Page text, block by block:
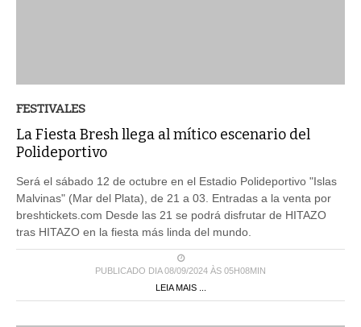
FESTIVALES
La Fiesta Bresh llega al mítico escenario del
Polideportivo
Será el sábado 12 de octubre en el Estadio Polideportivo "Islas
Malvinas" (Mar del Plata), de 21 a 03. Entradas a la venta por
breshtickets.com Desde las 21 se podrá disfrutar de HITAZO
tras HITAZO en la fiesta más linda del mundo.
PUBLICADO DIA 08/09/2024 ÀS 05H08MIN
LEIA MAIS ...